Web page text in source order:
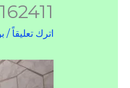
اترك تعليقاً /